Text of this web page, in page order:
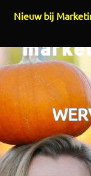
Overslaan en
Nieuw bij